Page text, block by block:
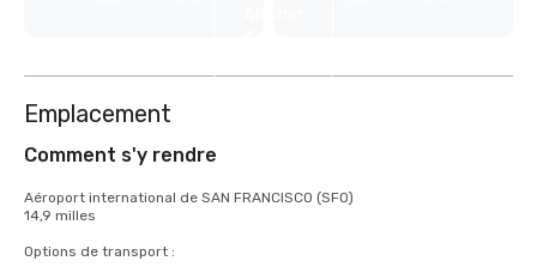
Emplacement
Comment s'y rendre
Aéroport international de SAN FRANCISCO (SFO)
14,9 milles
Options de transport :